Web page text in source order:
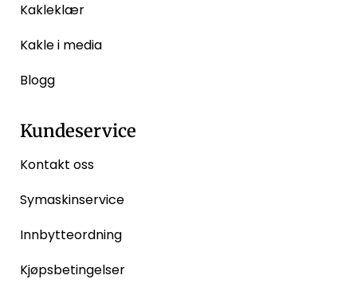
Kakleklær
Kakle i media
Blogg
Kundeservice
Kontakt oss
Symaskinservice
Innbytteordning
Kjøpsbetingelser